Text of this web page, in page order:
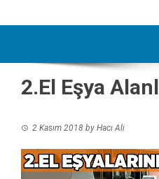
2.El Eşya
2 Kasım 2018 by Hacı Ali